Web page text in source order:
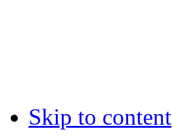
Skip to content